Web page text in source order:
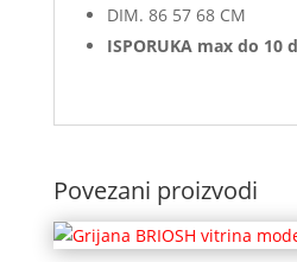
DIM. 86 57 68 CM
ISPORUKA max do 10
Povezani proizvodi